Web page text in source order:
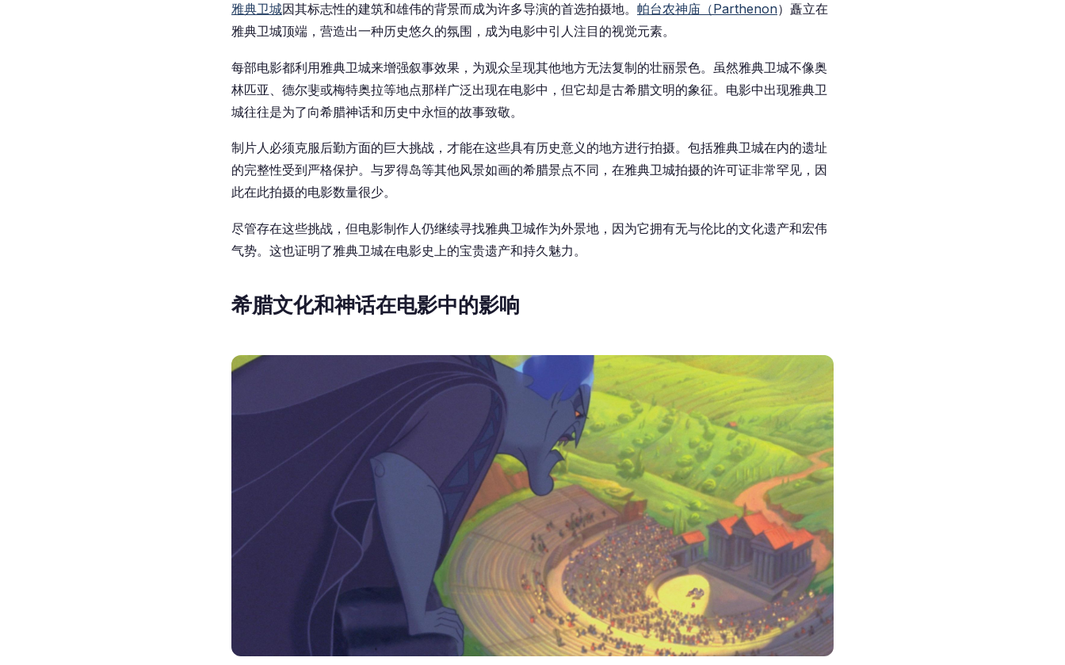
雅典卫城因其标志性的建筑和雄伟的背景而成为许多导演的首选拍摄地。 帕台农神庙（Parthenon）矗立在
雅典卫城顶端，营造出一种历史悠久的氛围，成为电影中引人注目的视觉元素。
每部电影都利用雅典卫城来增强叙事效果，为观众呈现其他地方无法复制的壮丽景色。虽然雅典卫城不像奥
林匹亚、德尔斐或梅特奥拉等地点那样广泛出现在电影中，但它却是古希腊文明的象征。电影中出现雅典卫
城往往是为了向希腊神话和历史中永恒的故事致敬。
制片人必须克服后勤方面的巨大挑战，才能在这些具有历史意义的地方进行拍摄。包括雅典卫城在内的遗址
的完整性受到严格保护。与罗得岛等其他风景如画的希腊景点不同，在雅典卫城拍摄的许可证非常罕见，因
此在此拍摄的电影数量很少。
尽管存在这些挑战，但电影制作人仍继续寻找雅典卫城作为外景地，因为它拥有无与伦比的文化遗产和宏伟
气势。这也证明了雅典卫城在电影史上的宝贵遗产和持久魅力。
希腊文化和神话在电影中的影响